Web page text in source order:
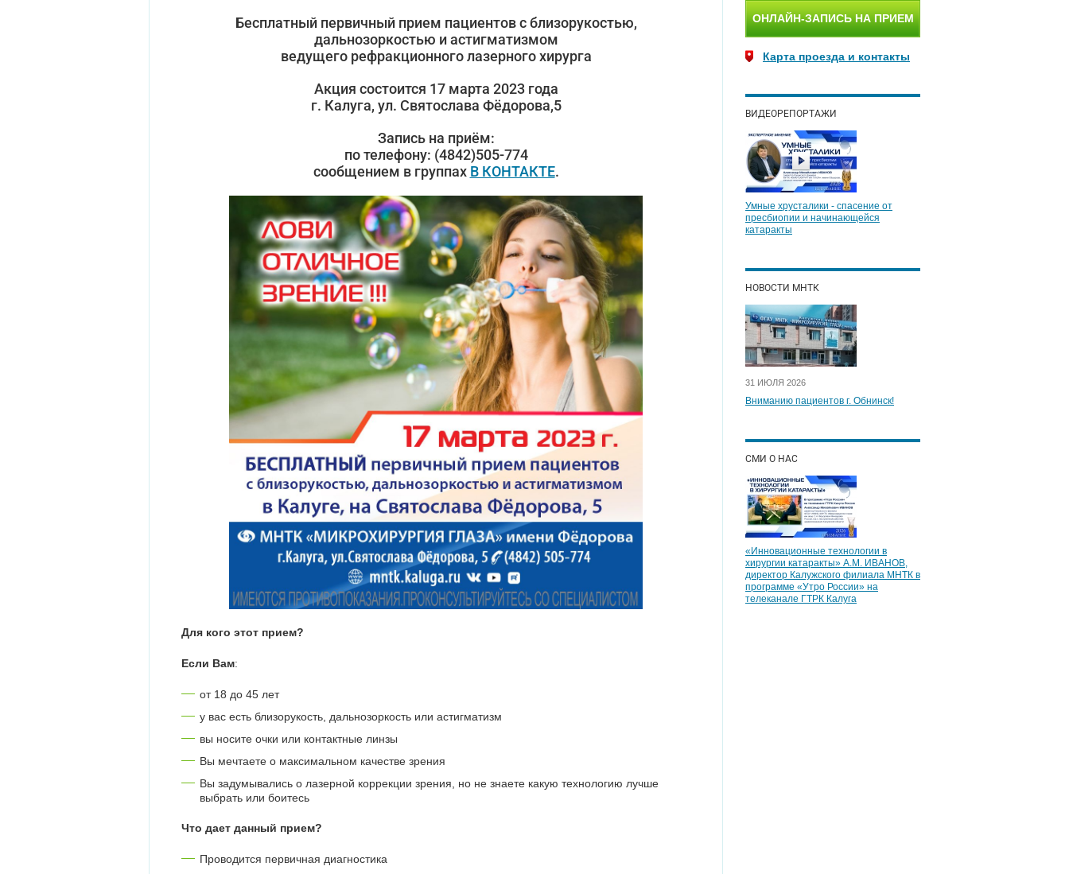
Бесплатный первичный прием пациентов с близорукостью,
дальнозоркостью и астигматизмом
ведущего рефракционного лазерного хирурга
Акция состоится 17 марта 2023 года
г. Калуга, ул. Святослава Фёдорова,5
Запись на приём:
по телефону: (4842)505-774
сообщением в группах В КОНТАКТЕ.
Для кого этот прием?
Если Вам:
от 18 до 45 лет
у вас есть близорукость, дальнозоркость или астигматизм
вы носите очки или контактные линзы
Вы мечтаете о максимальном качестве зрения
Вы задумывались о лазерной коррекции зрения, но не знаете какую технологию лучше
выбрать или боитесь
Что дает данный прием?
Проводится первичная диагностика
ОНЛАЙН-ЗАПИСЬ НА ПРИЕМ
Карта проезда и контакты
ВИДЕОРЕПОРТАЖИ
Умные хрусталики - спасение от
пресбиопии и начинающейся
катаракты
НОВОСТИ МНТК
31 ИЮЛЯ 2026
Вниманию пациентов г. Обнинск!
СМИ О НАС
«Инновационные технологии в
хирургии катаракты» А.М. ИВАНОВ,
директор Калужского филиала МНТК в
программе «Утро России» на
телеканале ГТРК Калуга